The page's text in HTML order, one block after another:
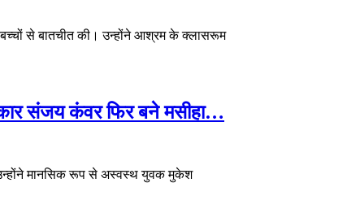
से बातचीत की। उन्होंने आश्रम के क्लासरूम
संजय कंवर फिर बने मसीहा…
मानसिक रूप से अस्वस्थ युवक मुकेश